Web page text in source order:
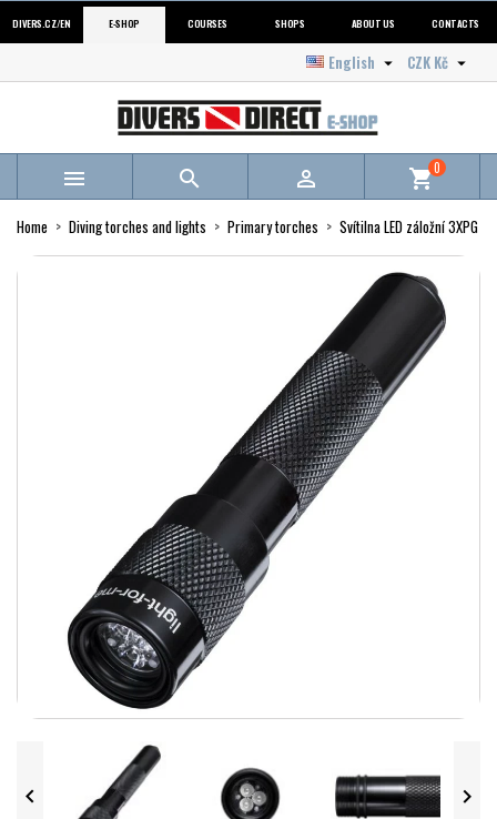
DIVERS.CZ/EN E-SHOP COURSES SHOPS ABOUT US CONTACTS
CZK Kč 
English 
   shopping_cart0
Home Diving torches and lights Primary torches Svítilna LED záložní 3XPG
 